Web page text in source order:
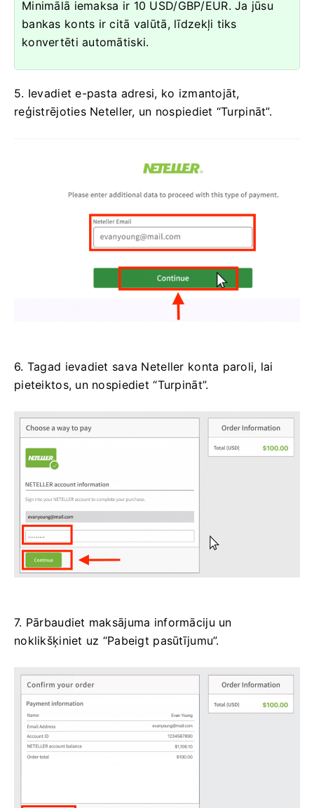
Minimālā iemaksa ir 10 USD/GBP/EUR. Ja jūsu
bankas konts ir citā valūtā, līdzekļi tiks
konvertēti automātiski.
5. Ievadiet e-pasta adresi, ko izmantojāt,
reģistrējoties Neteller, un nospiediet “Turpināt”.
6. Tagad ievadiet sava Neteller konta paroli, lai
pieteiktos, un nospiediet “Turpināt”.
7. Pārbaudiet maksājuma informāciju un
noklikšķiniet uz “Pabeigt pasūtījumu”.